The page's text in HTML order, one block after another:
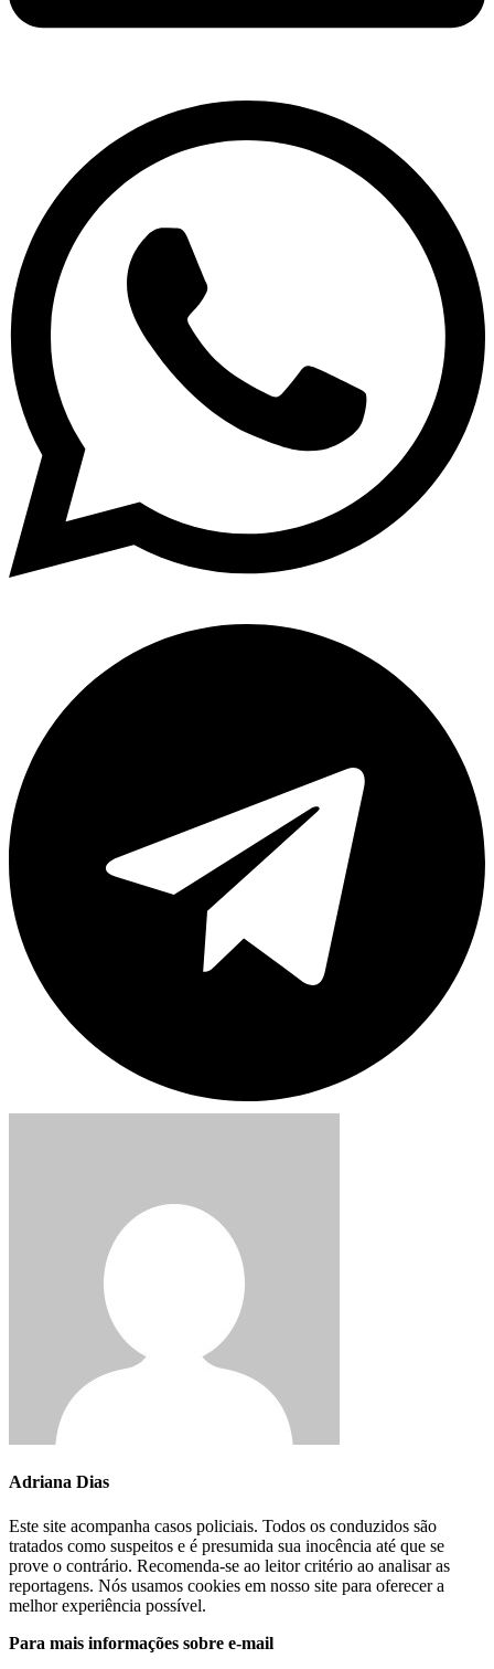
Adriana Dias
Este site acompanha casos policiais. Todos os conduzidos são
tratados como suspeitos e é presumida sua inocência até que se
prove o contrário. Recomenda-se ao leitor critério ao analisar as
reportagens. Nós usamos cookies em nosso site para oferecer a
melhor experiência possível.
Para mais informações sobre e-mail